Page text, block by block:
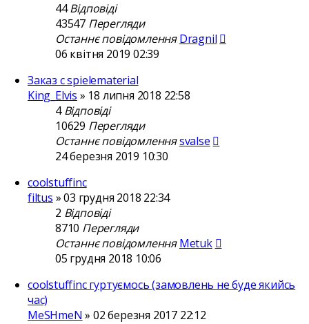
44Відповіді
43547 Перегляди
Останнє повідомленняDragnil
06 квітня 2019 02:39
Заказ с spielematerial
King_Elvis » 18 липня 2018 22:58
4Відповіді
10629 Перегляди
Останнє повідомленняsvalse
24 березня 2019 10:30
coolstuffinc
filtus »03 грудня 2018 22:34
2 Відповіді
8710 Перегляди
Останнє повідомленняMetuk
05 грудня 2018 10:06
coolstuffinc гуртуємось (замовлень не буде якийсь
час)
MeSHmeN »02 березня 2017 22:12